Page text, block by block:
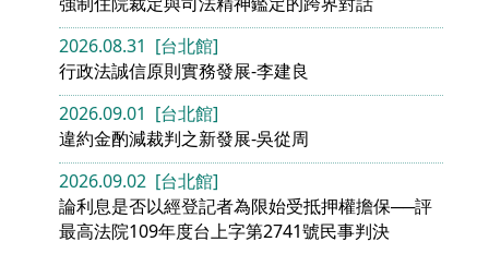
2026.08.31 [台北館]
行政法誠信原則實務發展-李建良
2026.09.01 [台北館]
違約金酌減裁判之新發展-吳從周
2026.09.02 [台北館]
論利息是否以經登記者為限始受抵押權擔保──評
最高法院109年度台上字第2741號民事判決